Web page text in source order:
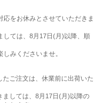
をお休みとさせていただきま
しては、8月17日(月)以降、順
みくださいませ。
たご注文は、休業前に出荷いた
ましては、8月17日(月)以降の